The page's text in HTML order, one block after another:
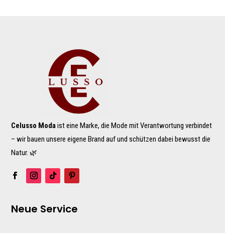
Celusso Moda ist eine Marke, die Mode mit Verantwortung verbindet
– wir bauen unsere eigene Brand auf und schützen dabei bewusst die
Natur. 🌿
Neue Service